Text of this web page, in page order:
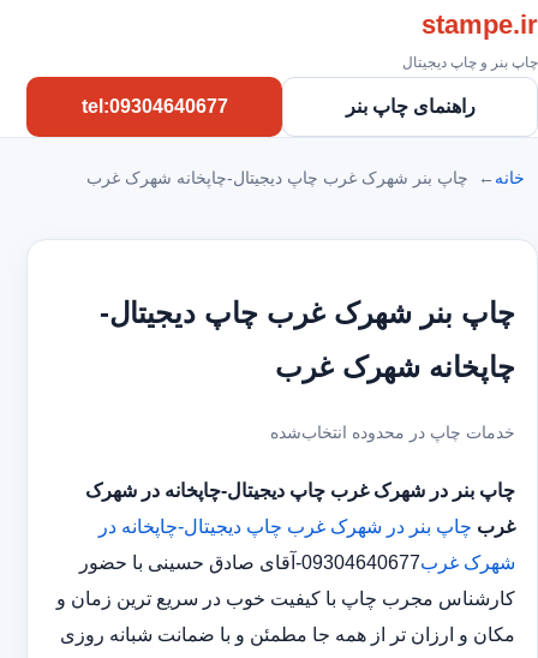
stampe.ir
چاپ بنر و چاپ دیجیتال
راهنمای چاپ بنر tel:09304640677
خانه چاپ بنر شهرک غرب چاپ دیجیتال-چاپخانه شهرک غرب
چاپ بنر شهرک غرب چاپ دیجیتال-
چاپخانه شهرک غرب
خدمات چاپ در محدوده انتخاب‌شده
چاپ بنر در شهرک غرب چاپ دیجیتال-چاپخانه در شهرک
غرب چاپ بنر در شهرک غرب چاپ دیجیتال-چاپخانه در
شهرک غرب
09304640677-آقای صادق حسینی با حضور
کارشناس مجرب چاپ با کیفیت خوب در سریع ترین زمان و
مکان و ارزان تر از همه جا مطمئن و با ضمانت شبانه روزی